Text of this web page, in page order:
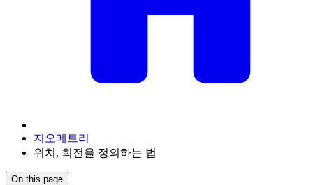
지오메트리
위치, 회전을 정의하는 법
On this page